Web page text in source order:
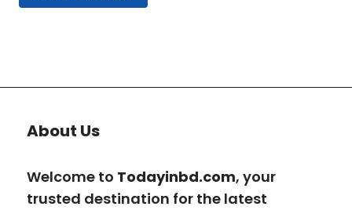
About Us
Welcome to Todayinbd.com, your
trusted destination for the latest